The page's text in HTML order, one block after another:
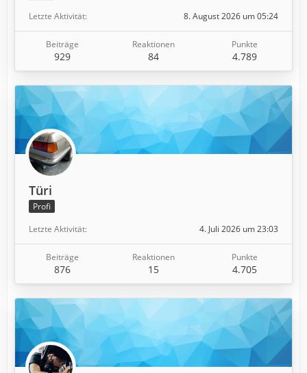
Letzte Aktivität
8. August 2026 um 05:24
Beiträge
929
Reaktionen
84
Punkte
4.789
Türi
Profi
Letzte Aktivität
4. Juli 2026 um 23:03
Beiträge
876
Reaktionen
15
Punkte
4.705